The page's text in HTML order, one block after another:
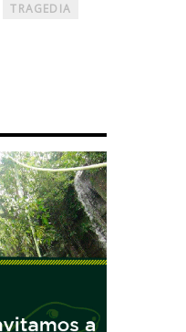
TRAGEDIA